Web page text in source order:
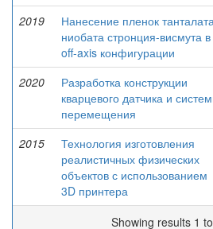
2019
Нанесение пленок
ниобата стронция-висмута в
off-axis конфигурации
2020
Разработка конструкции
кварцевого датчика и
перемещения
2015
Технология изготовления
реалистичных физических
объектов с использованием
3D принтера
Showing results 1